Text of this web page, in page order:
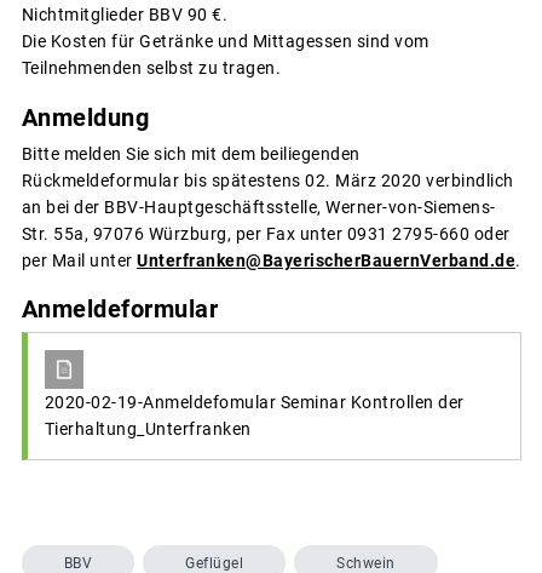
Nichtmitglieder BBV 90 €.
Die Kosten für Getränke und Mittagessen sind vom
Teilnehmenden selbst zu tragen.
Anmeldung
Bitte melden Sie sich mit dem beiliegenden
Rückmeldeformular bis spätestens 02. März 2020 verbindlich
an bei der BBV-Hauptgeschäftsstelle, Werner-von-Siemens-
Str. 55a, 97076 Würzburg, per Fax unter 0931 2795-660 oder
per Mail unter Unterfranken@BayerischerBauernVerband.de.
Anmeldeformular
2020-02-19-Anmeldefomular Seminar Kontrollen der
Tierhaltung_Unterfranken
BBV Geflügel Schwein